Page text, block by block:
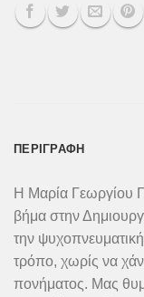
ΠΕΡΙΓΡΑΦΉ
Η Μαρία Γεωργίου
βήμα στην
την
τρόπο, χωρίς να
πονήματος. Μας